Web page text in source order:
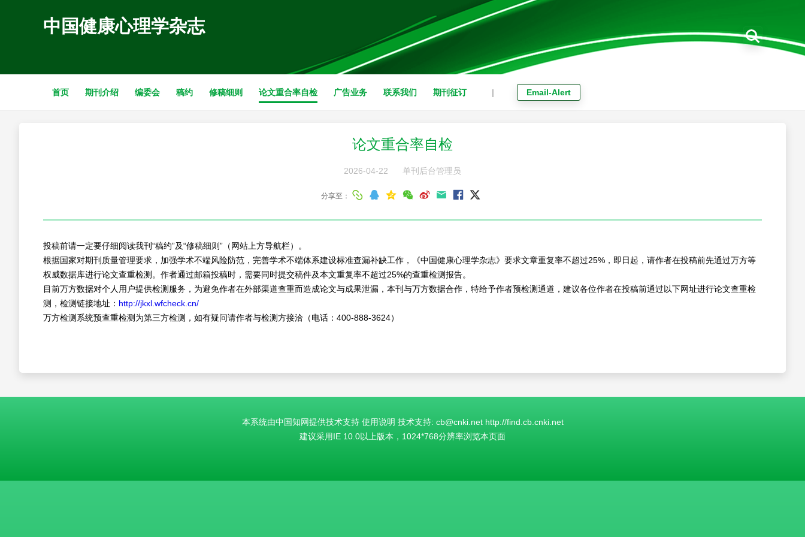
中国健康心理学杂志
首页 期刊介绍 编委会 稿约 修稿细则 论文重合率自检 广告业务 联系我们 期刊征订 | Email-Alert
论文重合率自检
2026-04-22 单刊后台管理员
分享至：
投稿前请一定要仔细阅读我刊“稿约”及“修稿细则”（网站上方导航栏）。
根据国家对期刊质量管理要求，加强学术不端风险防范，完善学术不端体系建设标准查漏补缺工作，《中国健康心理学杂志》要求文章重复率不超过25%，即日起，请作者在投稿前先通过万方等
权威数据库进行论文查重检测。作者通过邮箱投稿时，需要同时提交稿件及本文重复率不超过25%的查重检测报告。
目前万方数据对个人用户提供检测服务，为避免作者在外部渠道查重而造成论文与成果泄漏，本刊与万方数据合作，特给予作者预检测通道，建议各位作者在投稿前通过以下网址进行论文查重检
测，检测链接地址： http://jkxl.wfcheck.cn/
万方检测系统预查重检测为第三方检测，如有疑问请作者与检测方接洽（电话：400-888-3624）
本系统由中国知网提供技术支持 使用说明 技术支持: cb@cnki.net http://find.cb.cnki.net
建议采用IE 10.0以上版本，1024*768分辨率浏览本页面